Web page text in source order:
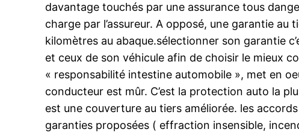
davantage touchés par une assurance tous
charge par l’assureur. A opposé, une garantie
kilomètres au abaque.sélectionner son garantie
et ceux de son véhicule afin de choisir le mieux
« responsabilité intestine automobile », met en
conducteur est mûr. C’est la protection auto la
est une couverture au tiers améliorée. les
garanties proposées ( effraction insensible,